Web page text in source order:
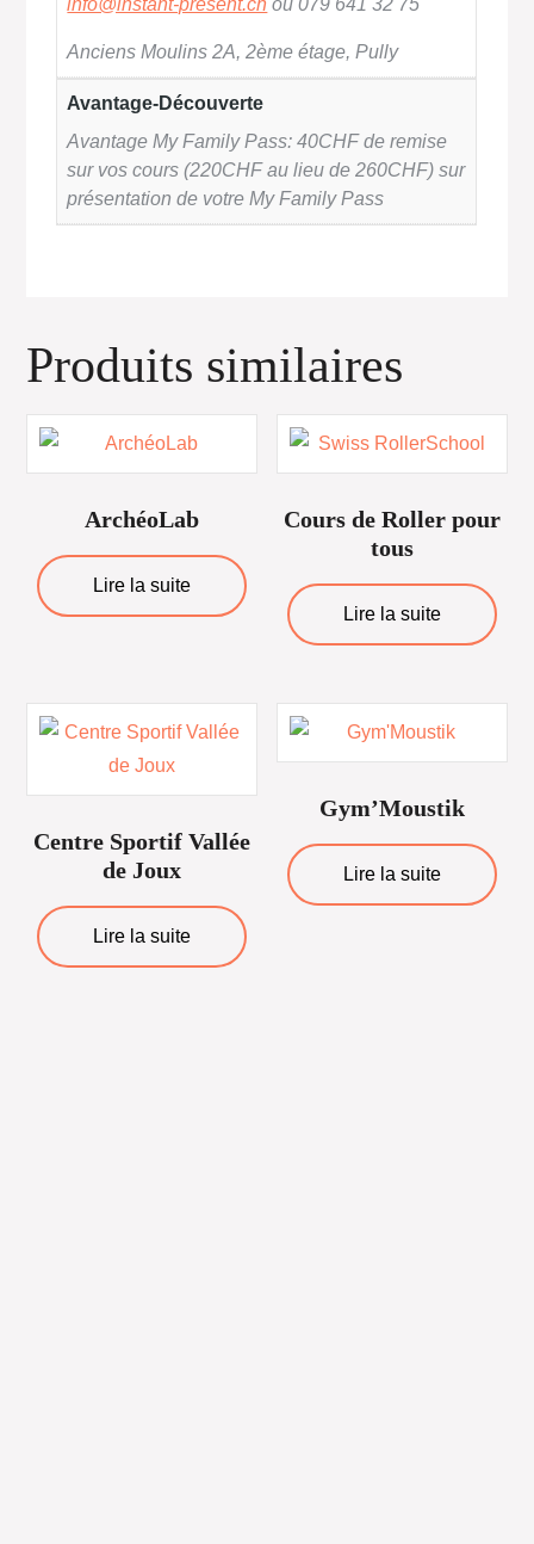
info@instant-present.ch ou 079 641 32 75
Anciens Moulins 2A, 2ème étage, Pully
Avantage-Découverte
Avantage My Family Pass: 40CHF de remise
sur vos cours (220CHF au lieu de 260CHF) sur
présentation de votre My Family Pass
Produits similaires
ArchéoLab
Lire la suite
Cours de Roller pour
tous
Lire la suite
Centre Sportif Vallée
de Joux
Lire la suite
Gym’Moustik
Lire la suite